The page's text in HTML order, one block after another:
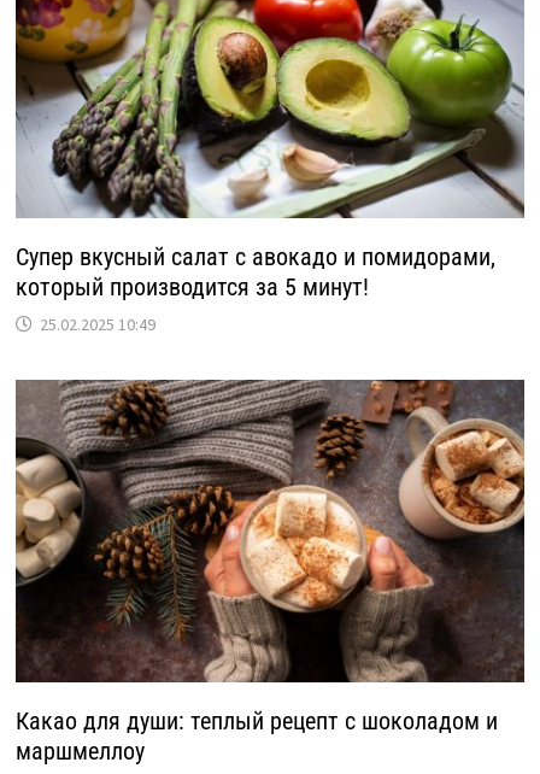
Супер вкусный салат с авокадо и помидорами,
который производится за 5 минут!
25.02.2025 10:49
Какао для души: теплый рецепт с шоколадом и
маршмеллоу